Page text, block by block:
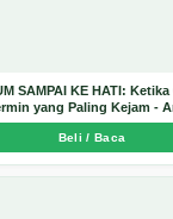
SAMPAI KE HATI:
yang Paling Kejam -
Beli / Baca